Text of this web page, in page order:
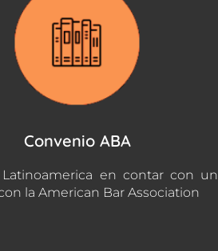
Convenio ABA
en contar con un
la American Bar Association